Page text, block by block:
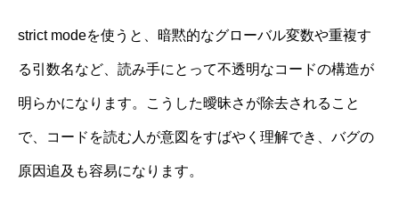
strict modeを使うと、暗黙的なグローバル変数や重複す
る引数名など、読み手にとって不透明なコードの構造が
明らかになります。こうした曖昧さが除去されること
で、コードを読む人が意図をすばやく理解でき、バグの
原因追及も容易になります。